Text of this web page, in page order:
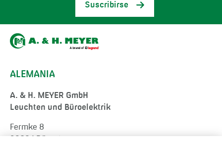
Suscribirse
ALEMANIA
A. & H. MEYER GmbH
Leuchten und Büroelektrik
Fermke 8